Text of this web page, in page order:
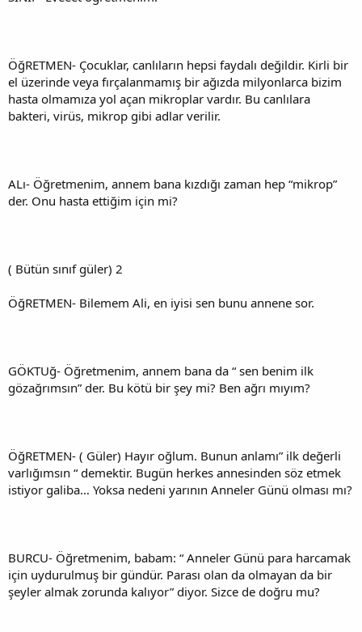
ÖğRETMEN- Çocuklar, canlıların hepsi faydalı değildir. Kirli bir
el üzerinde veya fırçalanmamış bir ağızda milyonlarca bizim
hasta olmamıza yol açan mikroplar vardır. Bu canlılara
bakteri, virüs, mikrop gibi adlar verilir.
ALı- Öğretmenim, annem bana kızdığı zaman hep “mikrop”
der. Onu hasta ettiğim için mi?
( Bütün sınıf güler) 2
ÖğRETMEN- Bilemem Ali, en iyisi sen bunu annene sor.
GÖKTUğ- Öğretmenim, annem bana da “ sen benim ilk
gözağrımsın” der. Bu kötü bir şey mi? Ben ağrı mıyım?
ÖğRETMEN- ( Güler) Hayır oğlum. Bunun anlamı” ilk değerli
varlığımsın “ demektir. Bugün herkes annesinden söz etmek
istiyor galiba… Yoksa nedeni yarının Anneler Günü olması mı?
BURCU- Öğretmenim, babam: “ Anneler Günü para harcamak
için uydurulmuş bir gündür. Parası olan da olmayan da bir
şeyler almak zorunda kalıyor” diyor. Sizce de doğru mu?